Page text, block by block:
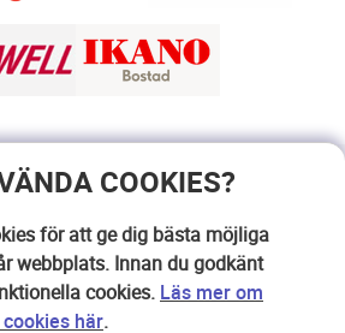
COOKIES?
för att ge dig bästa möjliga
webbplats. Innan du godkänt
cookies. Läs mer om
här.